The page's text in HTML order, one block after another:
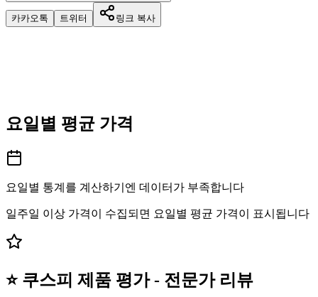
카카오톡 트위터 링크 복사
요일별 평균 가격
요일별 통계를 계산하기엔 데이터가 부족합니다
일주일 이상 가격이 수집되면 요일별 평균 가격이 표시됩니다
⭐ 쿠스피 제품 평가 - 전문가 리뷰